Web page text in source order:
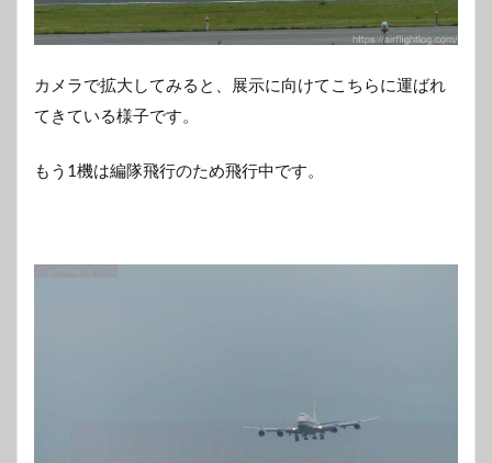
カメラで拡大してみると、展示に向けてこちらに運ばれ
てきている様子です。
もう1機は編隊飛行のため飛行中です。